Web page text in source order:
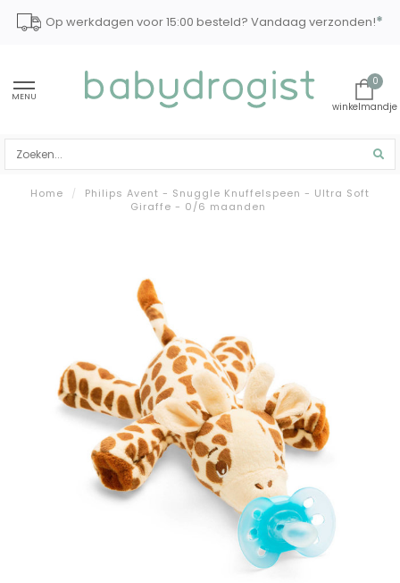
Op werkdagen voor 15:00 besteld? Vandaag verzonden!*
MENU
0
Home /
Philips Avent - Snuggle Knuffelspeen - Ultra Soft
Giraffe - 0/6 maanden